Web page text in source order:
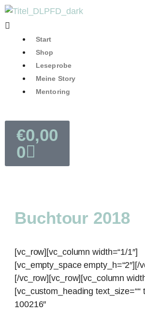
Start
Shop
Leseprobe
Meine Story
Mentoring
€0,00
0
Buchtour 2018
[vc_row][vc_column width=“1/1″]
[vc_empty_space empty_h=“2″][/
[/vc_row][vc_row][vc_column
[vc_custom_heading text_size=““
100216″